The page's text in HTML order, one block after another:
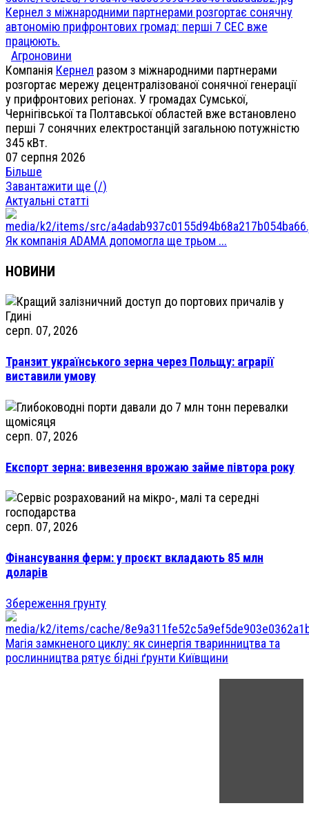
Кернел з міжнародними партнерами розгортає сонячну
автономію прифронтових громад: перші 7 СЕС вже
працюють.
Агроновини
Компанія Кернел разом з міжнародними партнерами
розгортає мережу децентралізованої сонячної генерації
у прифронтових регіонах. У громадах Сумської,
Чернігівської та Полтавської областей вже встановлено
перші 7 сонячних електростанцій загальною потужністю
345 кВт.
07 серпня 2026
Більше
Завантажити ще (/)
Актуальні статті
Як компанія ADAMA допомогла ще трьом ...
НОВИНИ
серп. 07, 2026
Транзит українського зерна через Польщу: аграрії
виставили умову
серп. 07, 2026
Експорт зерна: вивезення врожаю займе півтора року
серп. 07, 2026
Фінансування ферм: у проєкт вкладають 85 млн
доларів
Збереження грунту
Магія замкненого циклу: як синергія тваринництва та
рослинництва рятує бідні ґрунти Київщини